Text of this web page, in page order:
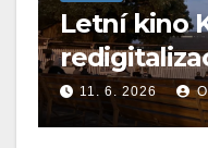
Letní kino
11. 6. 2026